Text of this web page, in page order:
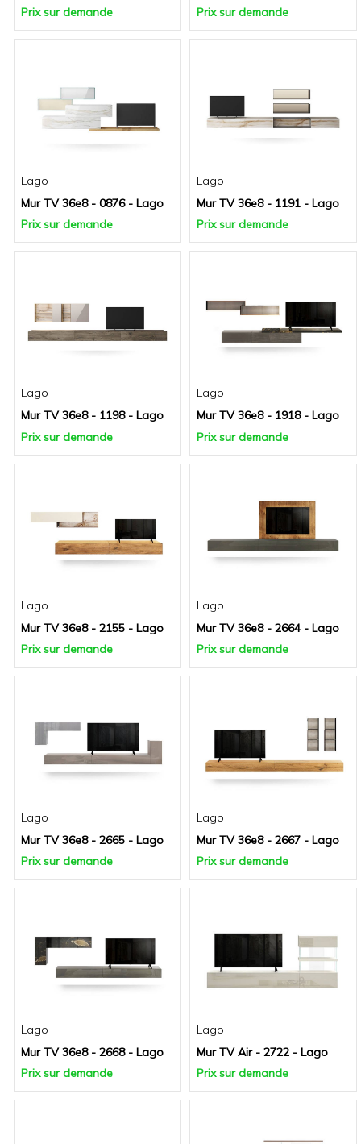
Prix sur demande
Prix sur demande
Lago
Mur TV 36e8 - 0876 - Lago
Prix sur demande
Lago
Mur TV 36e8 - 1191 - Lago
Prix sur demande
Lago
Mur TV 36e8 - 1198 - Lago
Prix sur demande
Lago
Mur TV 36e8 - 1918 - Lago
Prix sur demande
Lago
Mur TV 36e8 - 2155 - Lago
Prix sur demande
Lago
Mur TV 36e8 - 2664 - Lago
Prix sur demande
Lago
Mur TV 36e8 - 2665 - Lago
Prix sur demande
Lago
Mur TV 36e8 - 2667 - Lago
Prix sur demande
Lago
Mur TV 36e8 - 2668 - Lago
Prix sur demande
Lago
Mur TV Air - 2722 - Lago
Prix sur demande